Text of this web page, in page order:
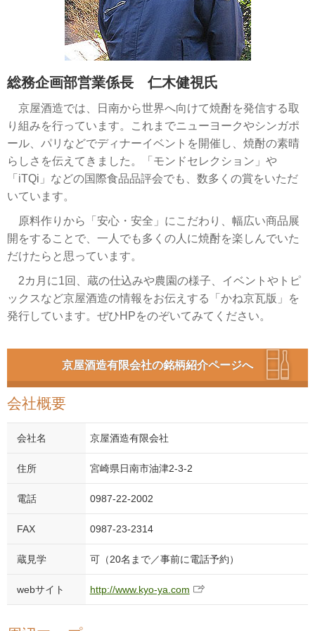
総務企画部営業係長 仁木健視氏
京屋酒造では、日南から世界へ向けて焼酎を発信する取
り組みを行っています。これまでニューヨークやシンガポ
ール、パリなどでディナーイベントを開催し、焼酎の素晴
らしさを伝えてきました。「モンドセレクション」や
「iTQi」などの国際食品品評会でも、数多くの賞をいただ
いています。
原料作りから「安心・安全」にこだわり、幅広い商品展
開をすることで、一人でも多くの人に焼酎を楽しんでいた
だけたらと思っています。
2カ月に1回、蔵の仕込みや農園の様子、イベントやトピ
ックスなど京屋酒造の情報をお伝えする「かね京瓦版」を
発行しています。ぜひHPをのぞいてみてください。
京屋酒造有限会社の銘柄紹介ページへ
会社概要
会社名 京屋酒造有限会社
住所 宮崎県日南市油津2-3-2
電話 0987-22-2002
FAX 0987-23-2314
蔵見学 可（20名まで／事前に電話予約）
webサイト http://www.kyo-ya.com